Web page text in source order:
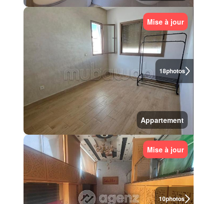
18photos
Mise à jour
Appartement
10photos
Mise à jour